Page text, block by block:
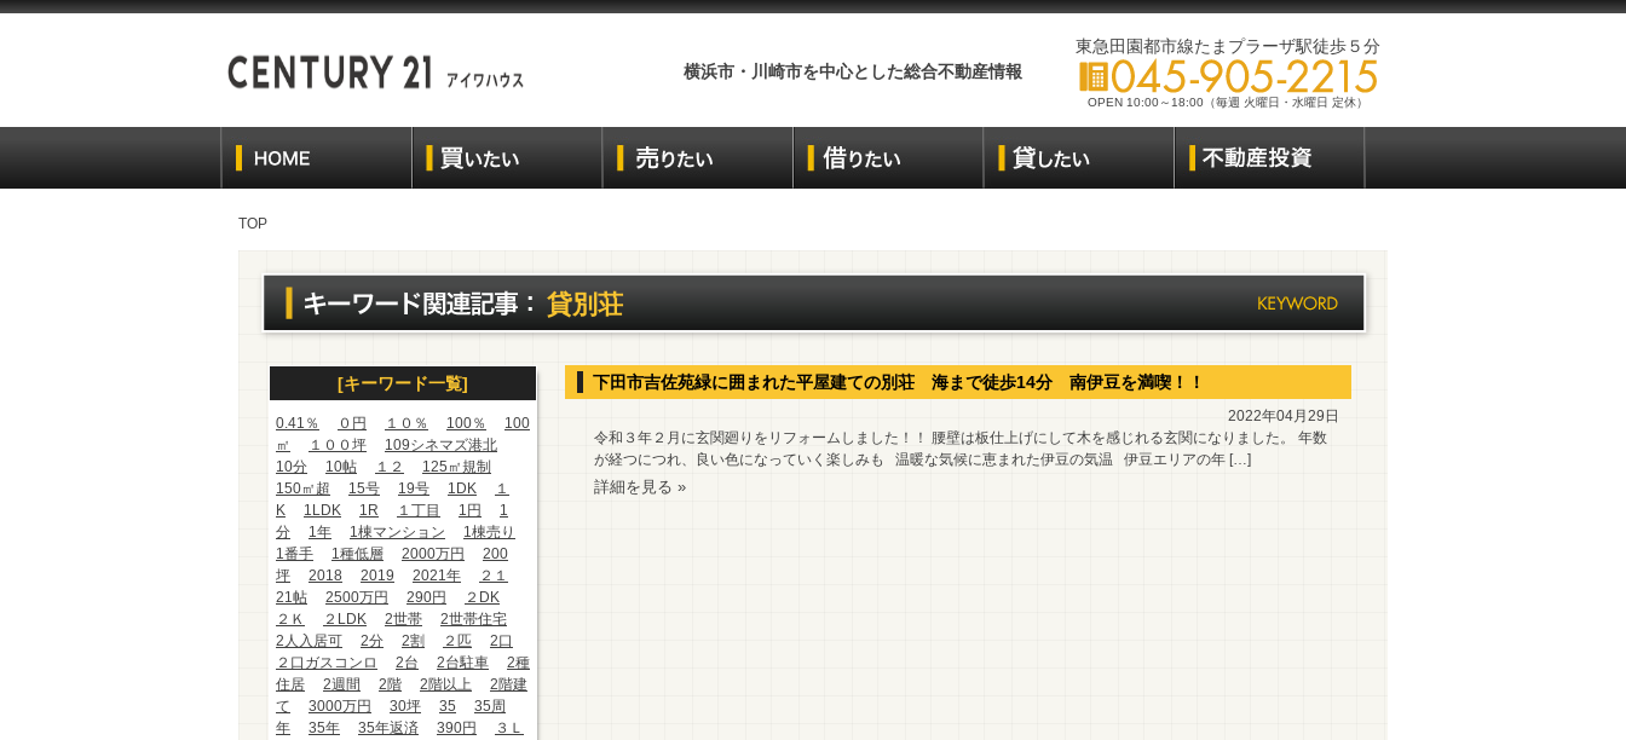
横浜市・川崎市を中心とした総合不動産情報
東急田園都市線たまプラーザ駅徒歩５分
OPEN 10:00～18:00（毎週 火曜日・水曜日 定休）
TOP
貸別荘
[キーワード一覧]
0.41％ ０円 １０％ 100％
100
㎡
１００坪
109シネマズ港北
10分
10帖 １２
125㎡規制
150㎡超
15号 19号 1DK
１
K
1LDK 1R １丁目 1円
1
分
1年 1棟マンション
1棟売り
1番手
1種低層 2000万円
200
坪
2018 2019 2021年
２１
21帖
2500万円 290円
２DK
２Ｋ
２LDK 2世帯
2世帯住宅
2人入居可
2分 2割 ２匹
2口
２口ガスコンロ
2台 2台駐車
2種
住居
2週間 2階 2階以上
2階建
て
3000万円 30坪 35
35周
年
35年 35年返済 390円
３Ｌ
下田市吉佐苑緑に囲まれた平屋建ての別荘 海まで徒歩14分 南伊豆を満喫！！
2022年04月29日
令和３年２月に玄関廻りをリフォームしました！！ 腰壁は板仕上げにして木を感じれる玄関になりました。 年数
が経つにつれ、良い色になっていく楽しみも 温暖な気候に恵まれた伊豆の気温 伊豆エリアの年 […]
詳細を見る »